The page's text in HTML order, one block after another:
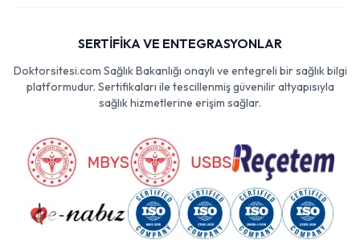
SERTİFİKA VE ENTEGRASYONLAR
Doktorsitesi.com Sağlık Bakanlığı onaylı ve entegreli bir sağlık bilgi
platformudur. Sertifikaları ile tescillenmiş güvenilir altyapısıyla
sağlık hizmetlerine erişim sağlar.